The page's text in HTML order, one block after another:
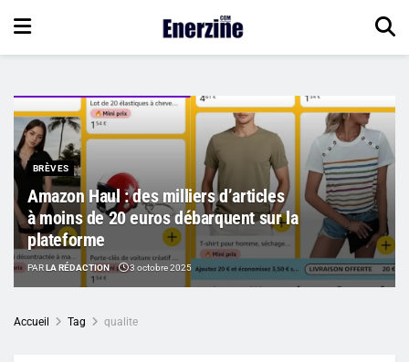
BRÈVES
Amazon Haul : des milliers d’articles
à moins de 20 euros débarquent sur la
plateforme
PARLA RÉDACTION 3 octobre 2025
Accueil Tag qualite